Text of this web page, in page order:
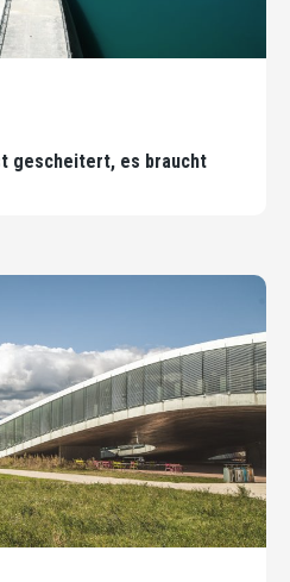
gescheitert, es braucht